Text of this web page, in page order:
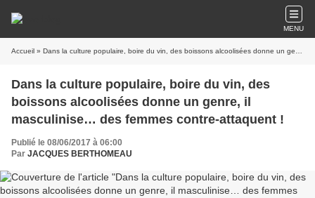
MENU
Accueil » Dans la culture populaire, boire du vin, des boissons alcoolisées donne un genre, il masculinise… des femmes contre-attaquent !
Dans la culture populaire, boire du vin, des
boissons alcoolisées donne un genre, il
masculinise… des femmes contre-attaquent !
Publié le 08/06/2017 à 06:00
Par JACQUES BERTHOMEAU